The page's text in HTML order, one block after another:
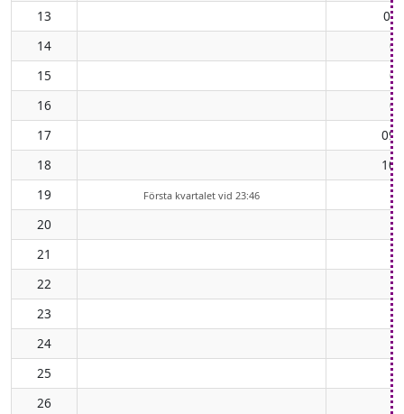
13
14
15
16
17
18
19
Första kvartalet vid 23:46
20
21
22
23
24
25
26